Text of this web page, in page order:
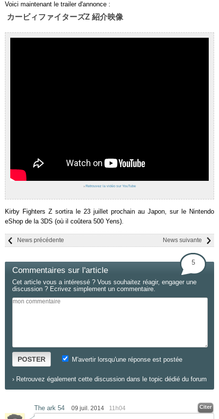
Voici maintenant le trailer d'annonce :
カービィファイターズZ 紹介映像
› Retrouvez la vidéo sur YouTube
Kirby Fighters Z sortira le 23 juillet prochain au Japon, sur le Nintendo
eShop de la 3DS (où il coûtera 500 Yens).
News suivante
News précédente
Commentaires sur l'article
5
Cet article vous a intéressé ? Vous souhaitez réagir, engager une
discussion ? Ecrivez simplement un commentaire.
POSTER M'avertir lorsqu'une réponse est postée
› Retrouvez également cette discussion dans le topic dédié du forum
The ark 54 09 juil. 2014 11h04 Citer